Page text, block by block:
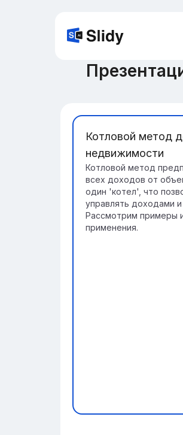
Котловой метод
недвижимости
Котловой метод
всех доходов от
один 'котел', что
управлять доходами
Рассмотрим примеры
применения.